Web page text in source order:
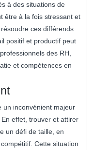
à des situations de
être à la fois stressant et
ces différends
positif et productif peut
des RH,
et compétences en
un inconvénient majeur
effet, trouver et attirer
un défi de taille, en
Cette situation